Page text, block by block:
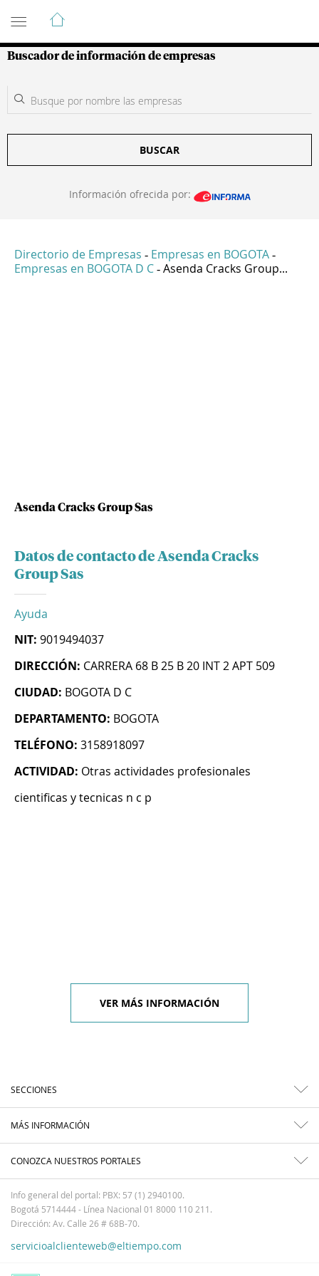
Guía de Empresas Colombianas
Buscador de información de empresas
BUSCAR
Información ofrecida por:
Directorio de Empresas - Empresas en BOGOTA -
Empresas en BOGOTA D C - Asenda Cracks Group...
Asenda Cracks Group Sas
Datos de contacto de Asenda Cracks
Group Sas
Ayuda
NIT: 9019494037
DIRECCIÓN: CARRERA 68 B 25 B 20 INT 2 APT 509
CIUDAD: BOGOTA D C
DEPARTAMENTO: BOGOTA
TELÉFONO: 3158918097
ACTIVIDAD: Otras actividades profesionales
cientificas y tecnicas n c p
VER MÁS INFORMACIÓN
SECCIONES
MÁS INFORMACIÓN
CONOZCA NUESTROS PORTALES
Info general del portal: PBX: 57 (1) 2940100.
Bogotá 5714444 - Línea Nacional 01 8000 110 211.
Dirección: Av. Calle 26 # 68B-70.
servicioalclienteweb@eltiempo.com